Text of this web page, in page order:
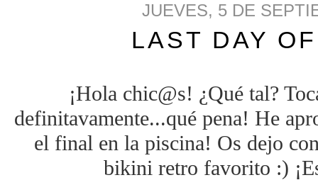
JUEVES, 5 DE
LAST DAY
¡Hola chic@s! ¿Qué tal?
definitavamente...qué pena! He
el final en la piscina! Os dejo
bikini retro favorito :)